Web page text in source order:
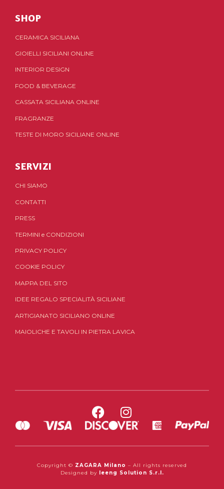
SHOP
CERAMICA SICILIANA
GIOIELLI SICILIANI ONLINE
INTERIOR DESIGN
FOOD & BEVERAGE
CASSATA SICILIANA ONLINE
FRAGRANZE
TESTE DI MORO SICILIANE ONLINE
SERVIZI
CHI SIAMO
CONTATTI
PRESS
TERMINI e CONDIZIONI
PRIVACY POLICY
COOKIE POLICY
MAPPA DEL SITO
IDEE REGALO SPECIALITÀ SICILIANE
ARTIGIANATO SICILIANO ONLINE
MAIOLICHE E TAVOLI IN PIETRA LAVICA
Copyright © ZAGARA Milano – All rights reserved
Designed by
Ieeng Solution S.r.l.